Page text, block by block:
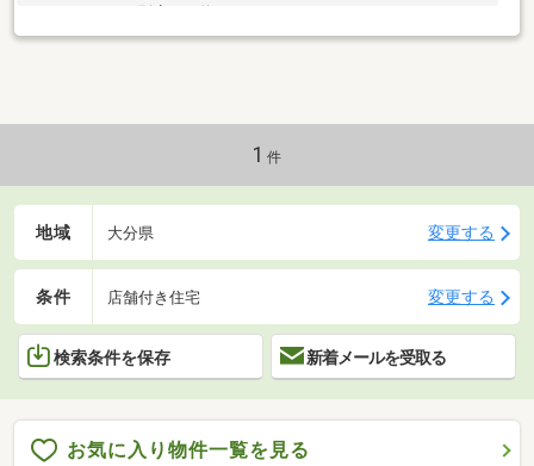
1 件
地域 大分県 変更する
条件 店舗付き住宅 変更する
検索条件を保存 新着メールを受取る
お気に入り物件一覧を見る